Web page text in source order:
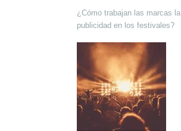
¿Cómo trabajan las marcas la
publicidad en los festivales?